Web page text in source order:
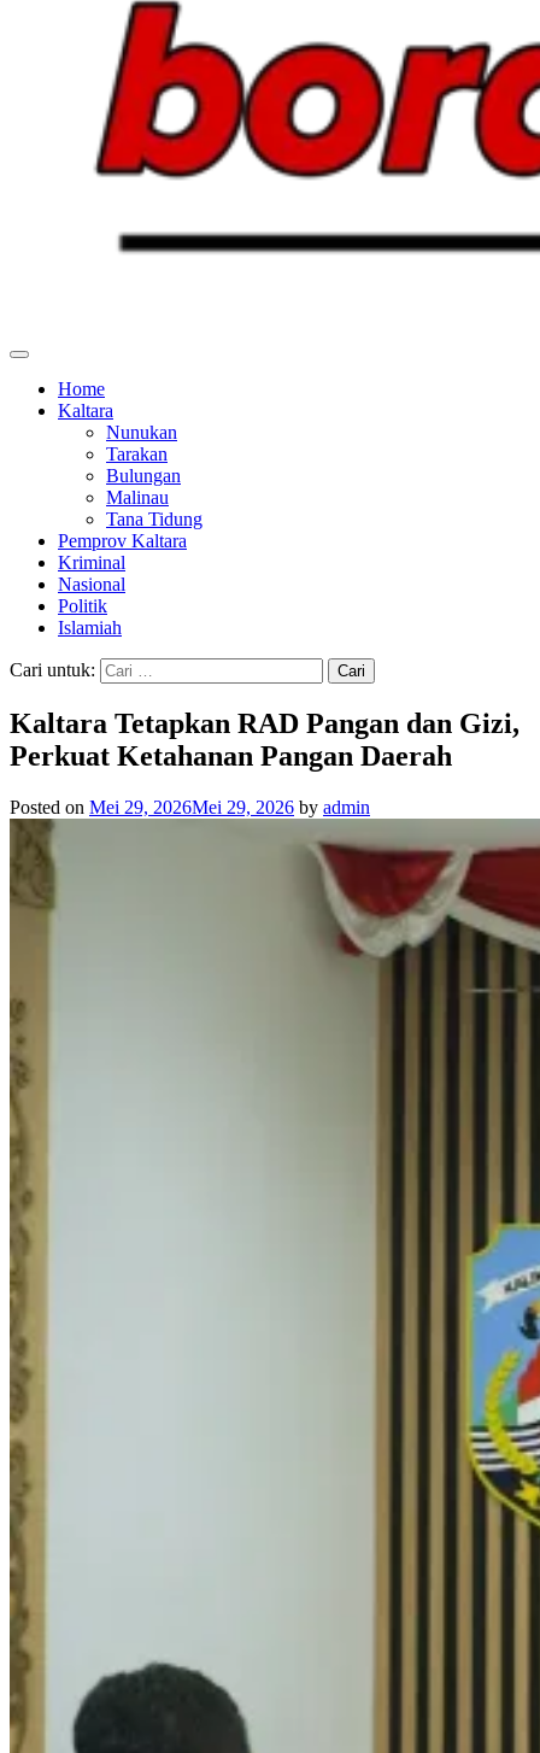
Home
Kaltara
Nunukan
Tarakan
Bulungan
Malinau
Tana Tidung
Pemprov Kaltara
Kriminal
Nasional
Politik
Islamiah
Cari untuk:
Kaltara Tetapkan RAD Pangan dan Gizi,
Perkuat Ketahanan Pangan Daerah
Posted on Mei 29, 2026Mei 29, 2026 by admin